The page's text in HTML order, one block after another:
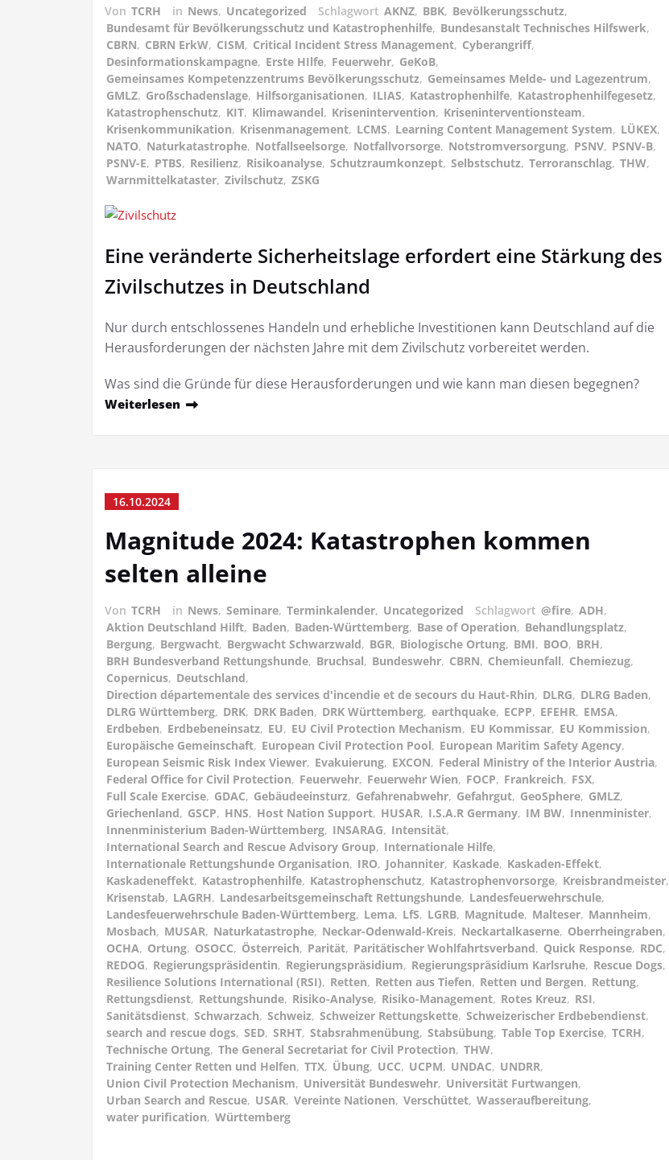
Von TCRH in News, Uncategorized Schlagwort AKNZ, BBK, Bevölkerungsschutz,
Bundesamt für Bevölkerungsschutz und Katastrophenhilfe, Bundesanstalt Technisches Hilfswerk,
CBRN, CBRN ErkW, CISM, Critical Incident Stress Management, Cyberangriff,
Desinformationskampagne, Erste HIlfe, Feuerwehr, GeKoB,
Gemeinsames Kompetenzzentrums Bevölkerungsschutz, Gemeinsames Melde- und Lagezentrum,
GMLZ, Großschadenslage, Hilfsorganisationen, ILIAS, Katastrophenhilfe, Katastrophenhilfegesetz,
Katastrophenschutz, KIT, Klimawandel, Krisenintervention, Kriseninterventionsteam,
Krisenkommunikation, Krisenmanagement, LCMS, Learning Content Management System, LÜKEX,
NATO, Naturkatastrophe, Notfallseelsorge, Notfallvorsorge, Notstromversorgung, PSNV, PSNV-B,
PSNV-E, PTBS, Resilienz, Risikoanalyse, Schutzraumkonzept, Selbstschutz, Terroranschlag, THW,
Warnmittelkataster, Zivilschutz, ZSKG
Eine veränderte Sicherheitslage erfordert eine Stärkung des
Zivilschutzes in Deutschland
Nur durch entschlossenes Handeln und erhebliche Investitionen kann Deutschland auf die
Herausforderungen der nächsten Jahre mit dem Zivilschutz vorbereitet werden.
Was sind die Gründe für diese Herausforderungen und wie kann man diesen begegnen?
Weiterlesen
16.10.2024
Magnitude 2024: Katastrophen kommen
selten alleine
Von TCRH in News, Seminare, Terminkalender, Uncategorized Schlagwort @fire, ADH,
Aktion Deutschland Hilft, Baden, Baden-Württemberg, Base of Operation, Behandlungsplatz,
Bergung, Bergwacht, Bergwacht Schwarzwald, BGR, Biologische Ortung, BMI, BOO, BRH,
BRH Bundesverband Rettungshunde, Bruchsal, Bundeswehr, CBRN, Chemieunfall, Chemiezug,
Copernicus, Deutschland,
Direction départementale des services d'incendie et de secours du Haut-Rhin, DLRG, DLRG Baden,
DLRG Württemberg, DRK, DRK Baden, DRK Württemberg, earthquake, ECPP, EFEHR, EMSA,
Erdbeben, Erdbebeneinsatz, EU, EU Civil Protection Mechanism, EU Kommissar, EU Kommission,
Europäische Gemeinschaft, European Civil Protection Pool, European Maritim Safety Agency,
European Seismic Risk Index Viewer, Evakuierung, EXCON, Federal Ministry of the Interior Austria,
Federal Office for Civil Protection, Feuerwehr, Feuerwehr Wien, FOCP, Frankreich, FSX,
Full Scale Exercise, GDAC, Gebäudeeinsturz, Gefahrenabwehr, Gefahrgut, GeoSphere, GMLZ,
Griechenland, GSCP, HNS, Host Nation Support, HUSAR, I.S.A.R Germany, IM BW, Innenminister,
Innenministerium Baden-Württemberg, INSARAG, Intensität,
International Search and Rescue Advisory Group, Internationale Hilfe,
Internationale Rettungshunde Organisation, IRO, Johanniter, Kaskade, Kaskaden-Effekt,
Kaskadeneffekt, Katastrophenhilfe, Katastrophenschutz, Katastrophenvorsorge, Kreisbrandmeister,
Krisenstab, LAGRH, Landesarbeitsgemeinschaft Rettungshunde, Landesfeuerwehrschule,
Landesfeuerwehrschule Baden-Württemberg, Lema, LfS, LGRB, Magnitude, Malteser, Mannheim,
Mosbach, MUSAR, Naturkatastrophe, Neckar-Odenwald-Kreis, Neckartalkaserne, Oberrheingraben,
OCHA, Ortung, OSOCC, Österreich, Parität, Paritätischer Wohlfahrtsverband, Quick Response, RDC,
REDOG, Regierungspräsidentin, Regierungspräsidium, Regierungspräsidium Karlsruhe, Rescue Dogs,
Resilience Solutions International (RSI), Retten, Retten aus Tiefen, Retten und Bergen, Rettung,
Rettungsdienst, Rettungshunde, Risiko-Analyse, Risiko-Management, Rotes Kreuz, RSI,
Sanitätsdienst, Schwarzach, Schweiz, Schweizer Rettungskette, Schweizerischer Erdbebendienst,
search and rescue dogs, SED, SRHT, Stabsrahmenübung, Stabsübung, Table Top Exercise, TCRH,
Technische Ortung, The General Secretariat for Civil Protection, THW,
Training Center Retten und Helfen, TTX, Übung, UCC, UCPM, UNDAC, UNDRR,
Union Civil Protection Mechanism, Universität Bundeswehr, Universität Furtwangen,
Urban Search and Rescue, USAR, Vereinte Nationen, Verschüttet, Wasseraufbereitung,
water purification, Württemberg